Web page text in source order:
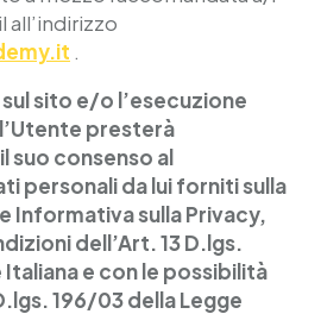
all’indirizzo
.
sito e/o l’esecuzione
presterà
suo consenso al
personali da lui forniti sulla
Informativa sulla Privacy,
dell’Art. 13 D.lgs.
e con le possibilità
196/03 della Legge